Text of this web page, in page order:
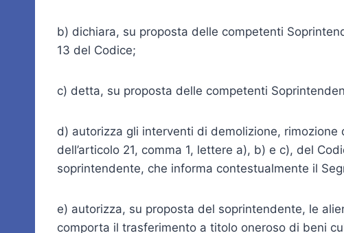
b) dichiara, su proposta delle competenti
13 del Codice;
c) detta, su proposta delle competenti
d) autorizza gli interventi di demolizione,
dell’articolo 21, comma 1, lettere a), b) e c), del
soprintendente, che informa contestualmente il
e) autorizza, su proposta del soprintendente, le
comporta il trasferimento a titolo oneroso di beni